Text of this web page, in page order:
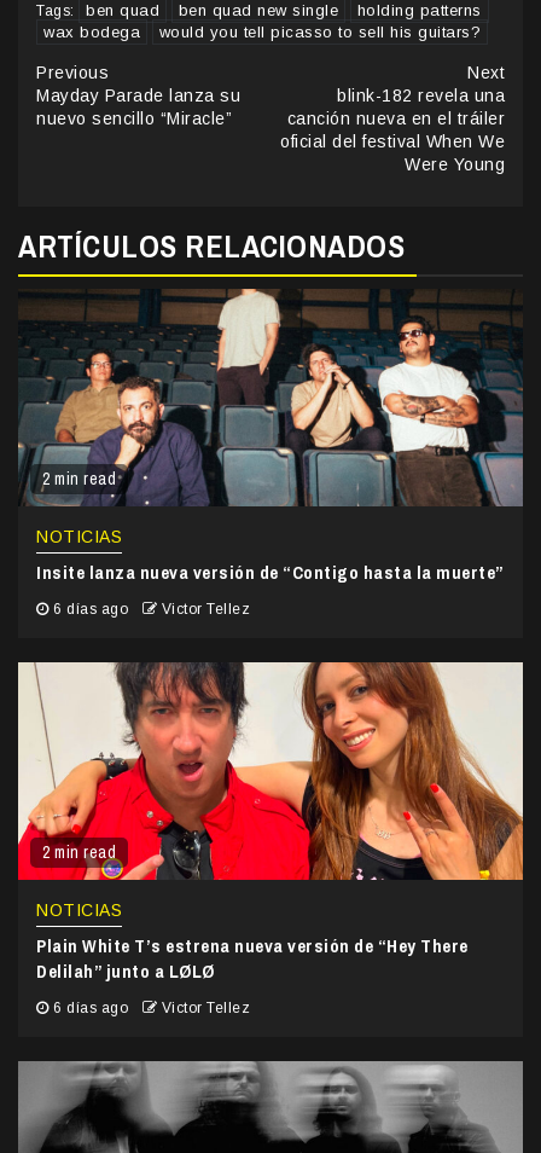
Tags: ben quad ben quad new single
holding patterns
wax bodega
would you tell picasso to sell his guitars?
Continue
Reading
Previous
Mayday Parade lanza su
nuevo sencillo “Miracle”
Next
blink-182 revela una
canción nueva en el tráiler
oficial del festival When We
Were Young
ARTÍCULOS RELACIONADOS
2 min read
NOTICIAS
Insite lanza nueva versión de “Contigo hasta la muerte”
6 días ago Victor Tellez
2 min read
NOTICIAS
Plain White T’s estrena nueva versión de “Hey There
Delilah” junto a LØLØ
6 días ago Victor Tellez